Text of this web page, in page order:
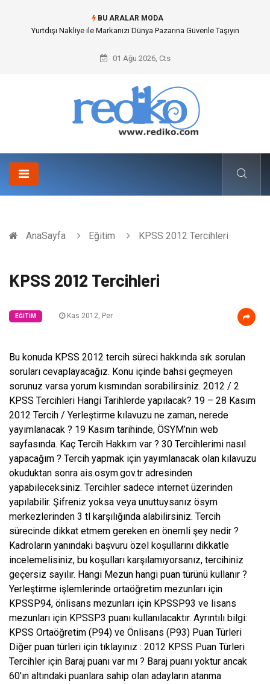
BU ARALAR MODA
İnternetsiz Bir Gün Nedir ve Neden Önemlidir?
01 Ağu 2026, Cts
AnaSayfa Eğitim KPSS 2012 Tercihleri
KPSS 2012 Tercihleri
EĞITIM Kas 2012, Per
Bu konuda KPSS 2012 tercih süreci hakkında sık sorulan
soruları cevaplayacağız. Konu içinde bahsi geçmeyen
sorunuz varsa yorum kısmından sorabilirsiniz. 2012 / 2
KPSS Tercihleri Hangi Tarihlerde yapılacak? 19 – 28 Kasım
2012 Tercih / Yerleştirme kılavuzu ne zaman, nerede
yayımlanacak ? 19 Kasım tarihinde, ÖSYM’nin web
sayfasında. Kaç Tercih Hakkım var ? 30 Tercihlerimi nasıl
yapacağım ? Tercih yapmak için yayımlanacak olan kılavuzu
okuduktan sonra ais.osym.gov.tr adresinden
yapabileceksiniz. Tercihler sadece internet üzerinden
yapılabilir. Şifreniz yoksa veya unuttuysanız ösym
merkezlerinden 3 tl karşılığında alabilirsiniz. Tercih
sürecinde dikkat etmem gereken en önemli şey nedir ?
Kadroların yanındaki başvuru özel koşullarını dikkatle
incelemelisiniz, bu koşulları karşılamıyorsanız, tercihiniz
geçersiz sayılır. Hangi Mezun hangi puan türünü kullanır ?
Yerleştirme işlemlerinde ortaöğretim mezunları için
KPSSP94, önlisans mezunları için KPSSP93 ve lisans
mezunları için KPSSP3 puanı kullanılacaktır. Ayrıntılı bilgi:
KPSS Ortaöğretim (P94) ve Önlisans (P93) Puan Türleri
Diğer puan türleri için tıklayınız : 2012 KPSS Puan Türleri
Tercihler için Baraj puanı var mı ? Baraj puanı yoktur ancak
60′ın altındaki puanlara sahip olan adayların atanma